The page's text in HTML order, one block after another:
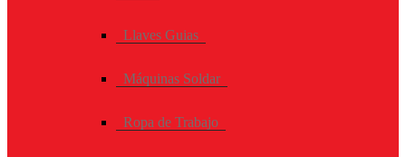
Llaves Guias
Máquinas Soldar
Ropa de Trabajo